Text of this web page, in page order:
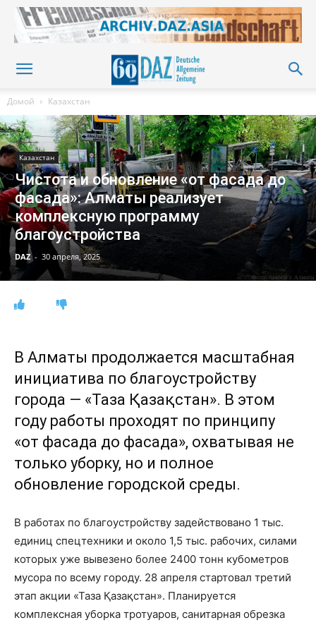
Домой Казахстан
Казахстан
Чистота и обновление «от фасада до
фасада»: Алматы реализует
комплексную программу
благоустройства
DAZ - 30 апреля, 2025
В Алматы продолжается масштабная
инициатива по благоустройству
города — «Таза Қазақстан». В этом
году работы проходят по принципу
«от фасада до фасада», охватывая не
только уборку, но и полное
обновление городской среды.
В работах по благоустройству задействовано 1 тыс.
единиц спецтехники и около 1,5 тыс. рабочих, силами
которых уже вывезено более 2400 тонн кубометров
мусора по всему городу. 28 апреля стартовал третий
этап акции «Таза Қазақстан». Планируется
комплексная уборка тротуаров, санитарная обрезка